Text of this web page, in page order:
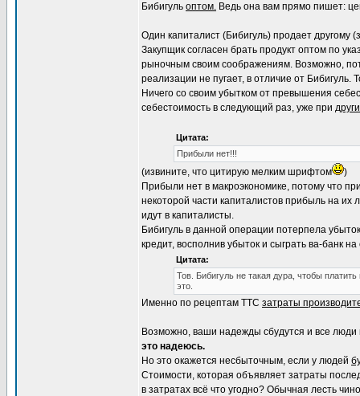
Бибигуль оптом. Ведь она вам прямо пишет:
Один капиталист (Бибигуль) продает другому
Закупщик согласен брать продукт оптом по
рыночным своим соображениям. Возможно,
реализации не пугает, в отличие от Бибигуль.
Ничего со своим убытком от превышения
себестоимость в следующий раз, уже при
Цитата:
Прибыли нет!!!
(извините, что цитирую мелким шрифтом
)
Прибыли нет в макроэкономике, потому что
некоторой части капиталистов прибыль на
идут в капиталисты.
Бибигуль в данной операции потерпела
кредит, восполнив убыток и сыграть ва-банк
Цитата:
Тов. Бибигуль не такая дура, чтобы
это.
Именно по рецептам ТТС затраты
Возможно, ваши надежды сбудутся и все
это надеюсь.
Но это окажется несбыточным, если у людей
Стоимости, которая объявляет затраты
в затратах всё что угодно? Обычная лесть